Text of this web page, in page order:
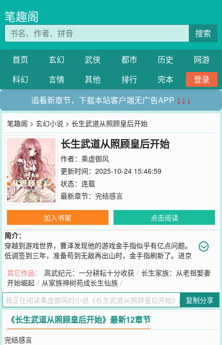
笔趣阁
搜索
首页 玄幻 武侠 都市 历史
网游
科幻
言情 其他 排行 完本
登录
追看新章节，下载本站客户端无广告APP ↓↓↓
笔趣阁 >玄幻小说 > 长生武道从照顾皇后开始
长生武道从照顾皇后开始
作者： 乘虚御风
更新时间：2025-10-24 15:46:59
状态：连载
最新章节： 完结感言
加入书架
点击阅读
简介：
穿越到游戏世界，曹泽发现他的游戏金手指似乎有亿点问题。
低调签到三年，准备苟到无敌再出山时，金手指刷新了。进京
深火热之中，曹泽想要浑水摸鱼。意外发现皇帝女儿身，偶然听皇后
倾诉忧愁。撞破皇太贵妃与人密谋，被太后当成“自己人“，大长公主
夜勤曹府...又三年，金手指再度刷新，曹泽面带笑容的高呼：“深蓝，
加点！”三年又三年，曹泽树立风骨，继承遗风，执鼎大乾。敬畏他的
人会高呼“曹丞相”，仇视他的人不屑低喊“曹贼”。
您要是觉得《长生武道从照顾皇后开始》还不错的话请不要忘记向您
QQ群和微博微信里的朋友推荐哦！
其它作品： 高武纪元：一分耕耘十分收获 / 长生家族：从老祖娶妻
开始崛起 / 从家族神树苟成长生仙族 /
复制分享
《长生武道从照顾皇后开始》最新12章节
完结感言